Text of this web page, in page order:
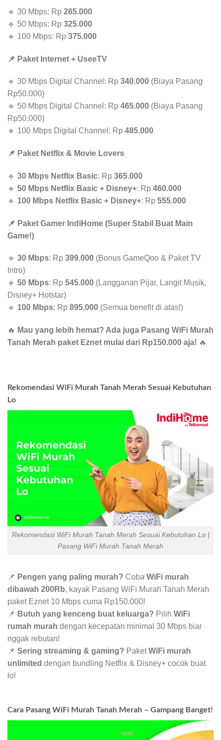
🔹 30 Mbps: Rp 265.000
🔹 50 Mbps: Rp 325.000
🔹 100 Mbps: Rp 375.000
📌 Paket Internet + UseeTV
🔹 30 Mbps Digital Channel: Rp 340.000 (Biaya Pasang
Rp50.000)
🔹 50 Mbps Digital Channel: Rp 465.000 (Biaya Pasang
Rp50.000)
🔹 100 Mbps Digital Channel: Rp 485.000
📌 Paket Netflix & Movie Lovers
🔹 30 Mbps Netflix Basic: Rp 365.000
🔹 50 Mbps Netflix Basic + Disney+: Rp 460.000
🔹 100 Mbps Netflix Basic + Disney+: Rp 555.000
📌 Paket Gamer IndiHome (Super Stabil Buat Main
Game!)
🔹 30 Mbps: Rp 399.000 (Bonus GameQoo & Paket TV
Intro)
🔹 50 Mbps: Rp 545.000 (Langganan Pijar, Langit Musik,
Disney+ Hotstar)
🔹 100 Mbps: Rp 895.000 (Semua benefit di atas!)
🔥 Mau yang lebih hemat? Ada juga Pasang WiFi Murah
Tanah Merah paket Eznet mulai dari Rp150.000 aja! 🔥
Rekomendasi WiFi Murah Tanah Merah Sesuai Kebutuhan
Lo
Rekomendasi WiFi Murah Tanah Merah Sesuai Kebutuhan Lo |
Pasang WiFi Murah Tanah Merah
📌 Pengen yang paling murah? Coba WiFi murah
dibawah 200Rb, kayak Pasang WiFi Murah Tanah Merah
paket Eznet 10 Mbps cuma Rp150.000!
📌 Butuh yang kenceng buat keluarga? Pilih WiFi
rumah murah dengan kecepatan minimal 30 Mbps biar
nggak rebutan!
📌 Sering streaming & gaming? PaketWiFi murah
unlimited dengan bundling Netflix & Disney+ cocok buat
lo!
Cara Pasang WiFi Murah Tanah Merah – Gampang Banget!